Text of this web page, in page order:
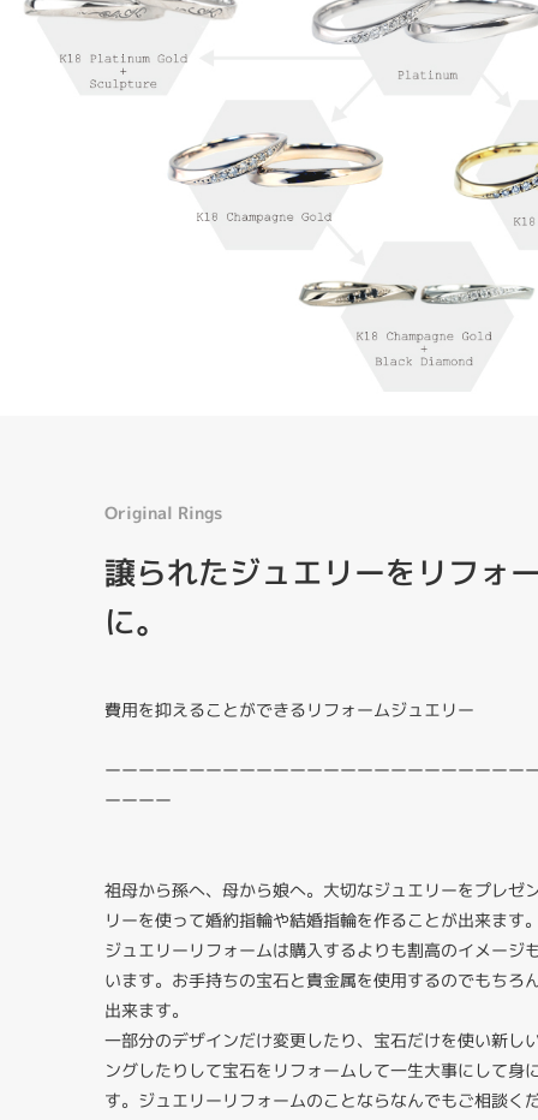
Original Rings
譲られたジュエリーをリフォ
に。
費用を抑えることができるリフォームジュエリー
ーーーーーーーーーーーーーーーーーーーーーーーーー
ーーーー
祖母から孫へ、母から娘へ。大切なジュエリーをプレゼ
リーを使って婚約指輪や結婚指輪を作ることが出来ます
ジュエリーリフォームは購入するよりも割高のイメージ
います。お手持ちの宝石と貴金属を使用するのでもちろ
出来ます。
一部分のデザインだけ変更したり、宝石だけを使い新し
ングしたりして宝石をリフォームして一生大事にして身
す。ジュエリーリフォームのことならなんでもご相談く